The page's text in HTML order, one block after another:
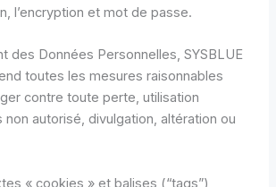
l’encryption et mot de passe.
des Données Personnelles, SYSBLUE
toutes les mesures raisonnables
contre toute perte, utilisation
autorisé, divulgation, altération ou
« cookies » et balises (“tags”)